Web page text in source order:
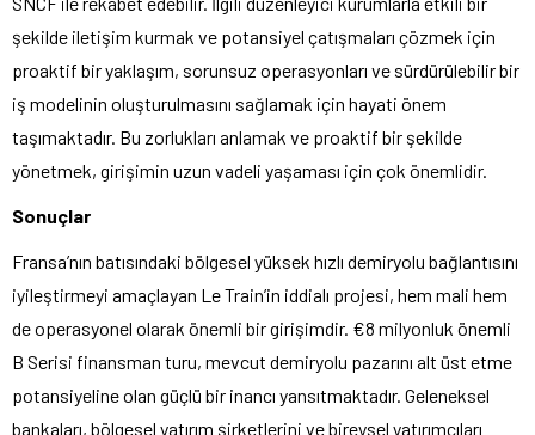
şekilde iletişim kurmak ve potansiyel çatışmaları çözmek için
proaktif bir yaklaşım, sorunsuz operasyonları ve sürdürülebilir bir
iş modelinin oluşturulmasını sağlamak için hayati önem
taşımaktadır. Bu zorlukları anlamak ve proaktif bir şekilde
yönetmek, girişimin uzun vadeli yaşaması için çok önemlidir.
Sonuçlar
Fransa’nın batısındaki bölgesel yüksek hızlı demiryolu bağlantısını
iyileştirmeyi amaçlayan Le Train’in iddialı projesi, hem mali hem
de operasyonel olarak önemli bir girişimdir. €8 milyonluk önemli
B Serisi finansman turu, mevcut demiryolu pazarını alt üst etme
potansiyeline olan güçlü bir inancı yansıtmaktadır. Geleneksel
bankaları, bölgesel yatırım şirketlerini ve bireysel yatırımcıları